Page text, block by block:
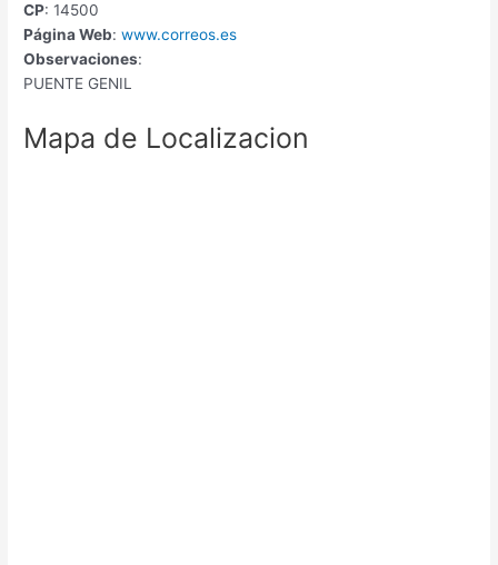
CP: 14500
Página Web: www.correos.es
Observaciones:
PUENTE GENIL
Mapa de Localizacion